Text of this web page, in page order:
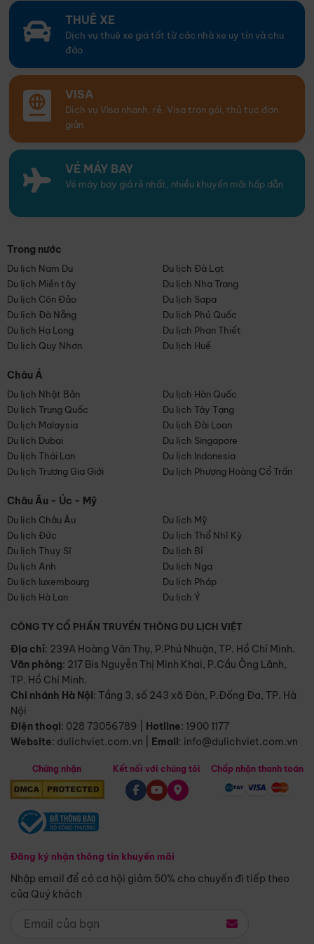
THUÊ XE
Dịch vụ thuê xe giá tốt từ các nhà xe uy tín và chu
đáo
VISA
Dịch vụ Visa nhanh, rẻ. Visa trọn gói, thủ tục đơn
giản
VÉ MÁY BAY
Vé máy bay giá rẻ nhất, nhiều khuyến mãi hấp dẫn
Trong nước
Du lịch Nam Du
Du lịch Đà Lạt
Du lịch Miền tây
Du lịch Nha Trang
Du lịch Côn Đảo
Du lịch Sapa
Du lịch Đà Nẵng
Du lịch Phú Quốc
Du lịch Hạ Long
Du lịch Phan Thiết
Du lịch Quy Nhơn
Du lịch Huế
Châu Á
Du lịch Nhật Bản
Du lịch Hàn Quốc
Du lịch Trung Quốc
Du lịch Tây Tạng
Du lịch Malaysia
Du lịch Đài Loan
Du lịch Dubai
Du lịch Singapore
Du lịch Thái Lan
Du lịch Indonesia
Du lịch Trương Gia Giới
Du lịch Phượng Hoàng Cổ Trấn
Châu Âu - Úc - Mỹ
Du lịch Châu Âu
Du lịch Mỹ
Du lịch Đức
Du lịch Thổ Nhĩ Kỳ
Du lịch Thụy Sĩ
Du lịch Bỉ
Du lịch Anh
Du lịch Nga
Du lịch luxembourg
Du lịch Pháp
Du lịch Hà Lan
Du lịch Ý
CÔNG TY CỔ PHẦN TRUYỀN THÔNG DU LỊCH VIỆT
Địa chỉ: 239A Hoàng Văn Thụ, P.Phú Nhuận, TP. Hồ Chí Minh.
Văn phòng: 217 Bis Nguyễn Thị Minh Khai, P.Cầu Ông Lãnh,
TP. Hồ Chí Minh.
Chi nhánh Hà Nội: Tầng 3, số 243 xã Đàn, P.Đống Đa, TP. Hà
Nội
Điện thoại: 028 73056789 Hotline: 1900 1177
Website: dulichviet.com.vn Email: info@dulichviet.com.vn
Chứng nhận
Đăng ký nhận thông tin khuyến mãi
Nhập email để có cơ hội giảm 50% cho chuyến đi tiếp theo
của Quý khách
Kết nối với chúng tôi Chấp nhận thanh toán